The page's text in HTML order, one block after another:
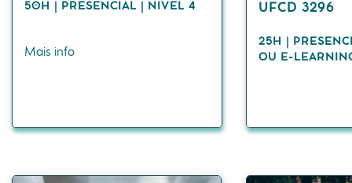
50H | PRESENCIAL | NIVEL 4
Mais info
UFCD 3296
25H |
OU E-